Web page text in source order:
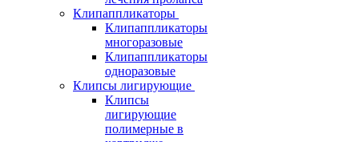
Клипаппликаторы
Клипаппликаторы
многоразовые
Клипаппликаторы
одноразовые
Клипсы лигирующие
Клипсы
лигирующие
полимерные в